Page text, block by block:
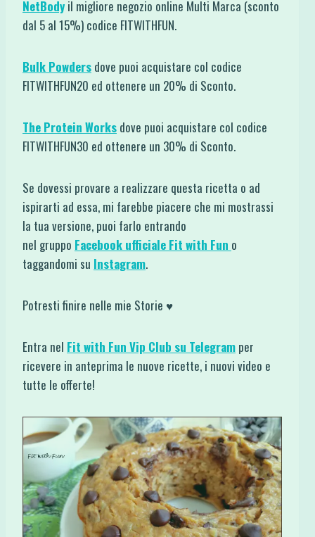
NetBodyil migliore negozio online Multi Marca (sconto
dal 5 al 15%) codice FITWITHFUN.
Bulk Powders dove puoi acquistare col codice
FITWITHFUN20 ed ottenere un 20% di Sconto.
The Protein Works dove puoi acquistare col codice
FITWITHFUN30 ed ottenere un 30% di Sconto.
Se dovessi provare a realizzare questa ricetta o ad
ispirarti ad essa, mi farebbe piacere che mi mostrassi
la tua versione, puoi farlo entrando
nel gruppo Facebook ufficiale Fit with Fun o
taggandomi su Instagram.
Potresti finire nelle mie Storie ♥
Entra nel Fit with Fun Vip Club su Telegram per
ricevere in anteprima le nuove ricette, i nuovi video e
tutte le offerte!